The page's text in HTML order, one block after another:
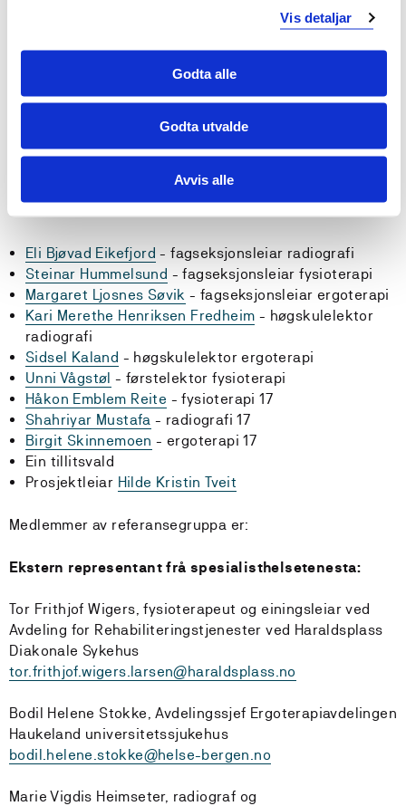
Vis detaljar
Godta alle
Godta utvalde
Avvis alle
Arbeidsprosess
Medlemmer av prosjektgruppa er:
Eli Bjøvad Eikefjord - fagseksjonsleiar radiografi
Steinar Hummelsund - fagseksjonsleiar fysioterapi
Margaret Ljosnes Søvik - fagseksjonsleiar ergoterapi
Kari Merethe Henriksen Fredheim - høgskulelektor
radiografi
Sidsel Kaland - høgskulelektor ergoterapi
Unni Vågstøl - førstelektor fysioterapi
Håkon Emblem Reite - fysioterapi 17
Shahriyar Mustafa - radiografi 17
Birgit Skinnemoen - ergoterapi 17
Ein tillitsvald
Prosjektleiar Hilde Kristin Tveit
Medlemmer av referansegruppa er:
Ekstern representant frå spesialisthelsetenesta:
Tor Frithjof Wigers, fysioterapeut og einingsleiar ved
Avdeling for Rehabiliteringstjenester ved Haraldsplass
Diakonale Sykehus
tor.frithjof.wigers.larsen@haraldsplass.no
Bodil Helene Stokke, Avdelingssjef Ergoterapiavdelingen
Haukeland universitetssjukehus
bodil.helene.stokke@helse-bergen.no
Marie Vigdis Heimseter, radiograf og